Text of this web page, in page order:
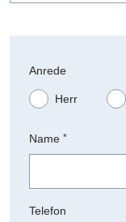
Anrede
Herr
Name *
Telefon